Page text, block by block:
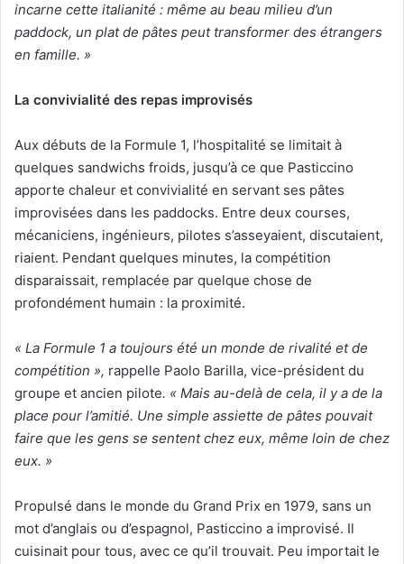
incarne cette italianité : même au beau milieu d’un
paddock, un plat de pâtes peut transformer des étrangers
en famille. »
La convivialité des repas improvisés
Aux débuts de la Formule 1, l’hospitalité se limitait à
quelques sandwichs froids, jusqu’à ce que Pasticcino
apporte chaleur et convivialité en servant ses pâtes
improvisées dans les paddocks. Entre deux courses,
mécaniciens, ingénieurs, pilotes s’asseyaient, discutaient,
riaient. Pendant quelques minutes, la compétition
disparaissait, remplacée par quelque chose de
profondément humain : la proximité.
« La Formule 1 a toujours été un monde de rivalité et de
compétition », rappelle Paolo Barilla, vice-président du
groupe et ancien pilote. « Mais au-delà de cela, il y a de la
place pour l’amitié. Une simple assiette de pâtes pouvait
faire que les gens se sentent chez eux, même loin de chez
eux. »
Propulsé dans le monde du Grand Prix en 1979, sans un
mot d’anglais ou d’espagnol, Pasticcino a improvisé. Il
cuisinait pour tous, avec ce qu’il trouvait. Peu importait le